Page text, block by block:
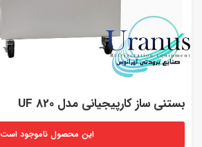
بستنی ساز کارپیجیانی مدل UF 820
این محصول ناموجود است